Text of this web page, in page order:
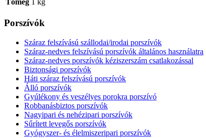
Tömeg 1 kg
Porszívók
Száraz felszívású szállodai/irodai porszívók
Száraz-nedves felszívású porszívók általános használatra
Száraz-nedves porszívók kéziszerszám csatlakozással
Biztonsági porszívók
Háti száraz felszívású porszívók
Álló porszívók
Gyúlékony és veszélyes porokra porszívó
Robbanásbiztos porszívók
Nagyipari és nehézipari porszívók
Sűrített levegős porszívók
Gyógyszer- és élelmiszeripari porszívók